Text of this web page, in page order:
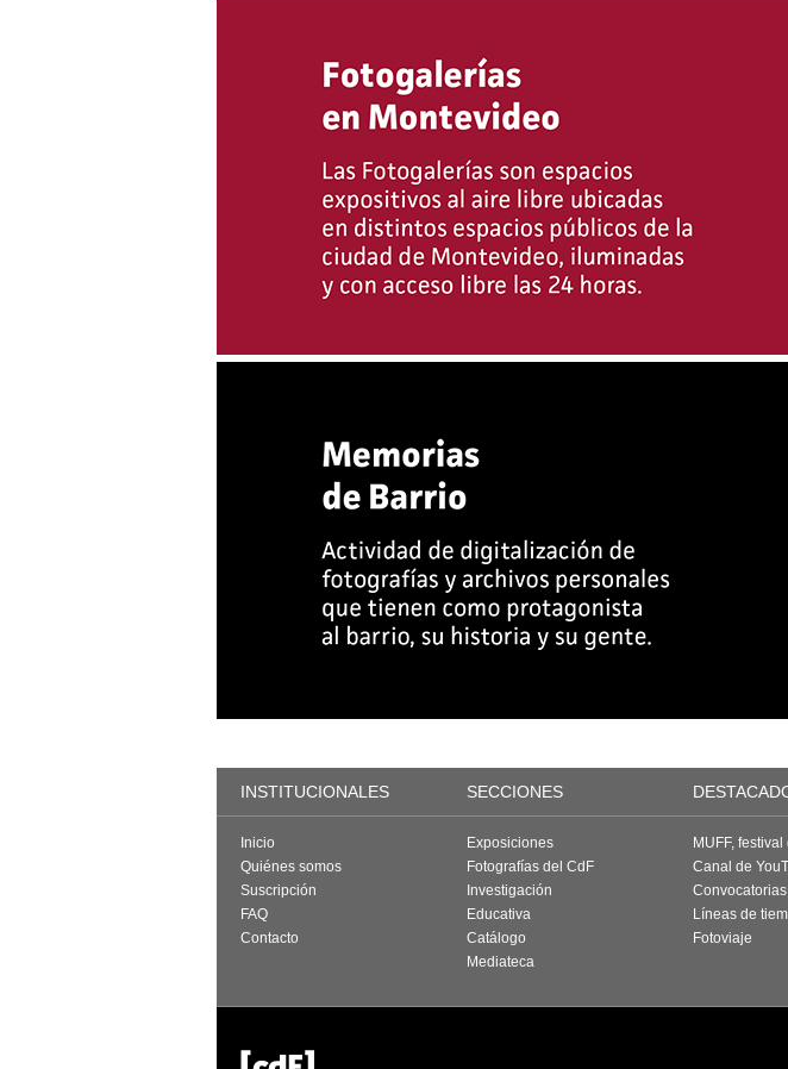
INSTITUCIONALES SECCIONES
Inicio
Quiénes somos
Suscripción
FAQ
Contacto
Exposiciones
Fotografías del CdF
Investigación
Educativa
Catálogo
Mediateca
MUFF,
Canal de
Convocatorias
Líneas de
Fotoviaje